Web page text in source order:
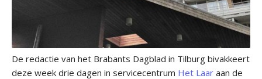
De redactie van het Brabants Dagblad in Tilburg bivakkeert
deze week drie dagen in servicecentrum Het Laar aan de